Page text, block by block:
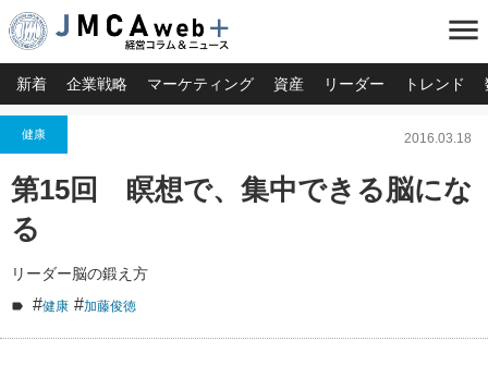
menu
新着 企業戦略 マーケティング 資産 リーダー トレンド
健康 2016.03.18
第15回 瞑想で、集中できる脳にな
る
リーダー脳の鍛え方
#健康 #加藤俊徳